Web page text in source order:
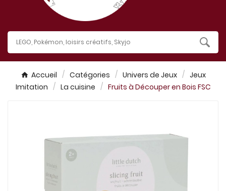
Accueil Catégories Univers de Jeux
Jeux
Imitation
La cuisine Fruits à Découper en Bois FSC